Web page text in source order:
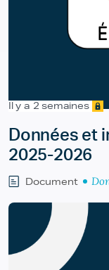
Il y a 2 semaines
Données et
2025-2026
Document